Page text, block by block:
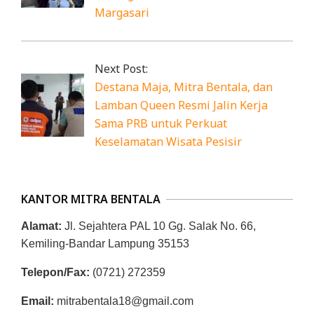
Margasari
Next Post:
Destana Maja, Mitra Bentala, dan
Lamban Queen Resmi Jalin Kerja
Sama PRB untuk Perkuat
Keselamatan Wisata Pesisir
KANTOR MITRA BENTALA
Alamat: Jl. Sejahtera PAL 10 Gg. Salak No. 66,
Kemiling-Bandar Lampung 35153
Telepon/Fax: (0721) 272359
Email: mitrabentala18@gmail.com